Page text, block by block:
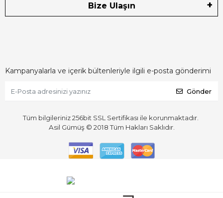
Bize Ulaşın
Kampanyalarla ve içerik bültenleriyle ilgili e-posta gönderimi
Gönder
Tüm bilgileriniz 256bit SSL Sertifikası ile korunmaktadır.
Asil Gümüş © 2018Tüm Hakları Saklıdır.